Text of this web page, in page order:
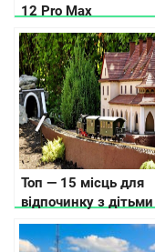
12 Pro Max
Топ — 15 місць для
відпочинку з дітьми
в Карпатах, куди
піти, що подивитись